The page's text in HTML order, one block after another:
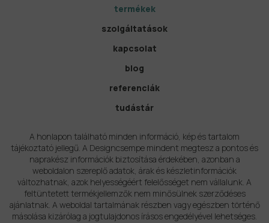
termékek
szolgáltatások
kapcsolat
blog
referenciák
tudástár
A honlapon található minden információ, kép és tartalom
tájékoztató jellegű. A Designcsempe mindent megtesz a pontos és
naprakész információk biztosítása érdekében, azonban a
weboldalon szereplő adatok, árak és készletinformációk
változhatnak, azok helyességéért felelősséget nem vállalunk. A
feltüntetett termékjellemzők nem minősülnek szerződéses
ajánlatnak. A weboldal tartalmának részben vagy egészben történő
másolása kizárólag a jogtulajdonos írásos engedélyével lehetséges.